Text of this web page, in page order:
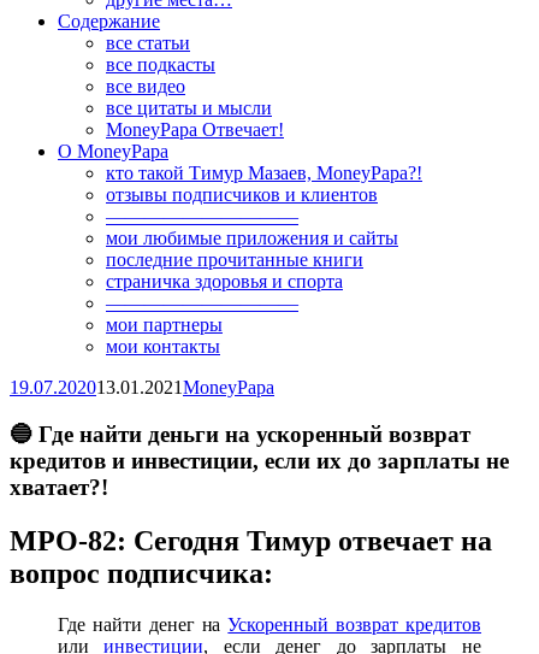
Содержание
все статьи
все подкасты
все видео
все цитаты и мысли
MoneyPapa Отвечает!
О MoneyPapa
кто такой Тимур Мазаев, MoneyPapa?!
отзывы подписчиков и клиентов
——————————
мои любимые приложения и сайты
последние прочитанные книги
страничка здоровья и спорта
——————————
мои партнеры
мои контакты
19.07.202013.01.2021MoneyPapa
🔵 Где найти деньги на ускоренный возврат
кредитов и инвестиции, если их до зарплаты не
хватает?!
MPO-82: Сегодня Тимур отвечает на
вопрос подписчика:
Где найти денег наУскоренный возврат кредитов
илиинвестиции, если денег до зарплаты не